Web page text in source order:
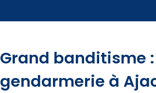
Grand banditisme
gendarmerie à